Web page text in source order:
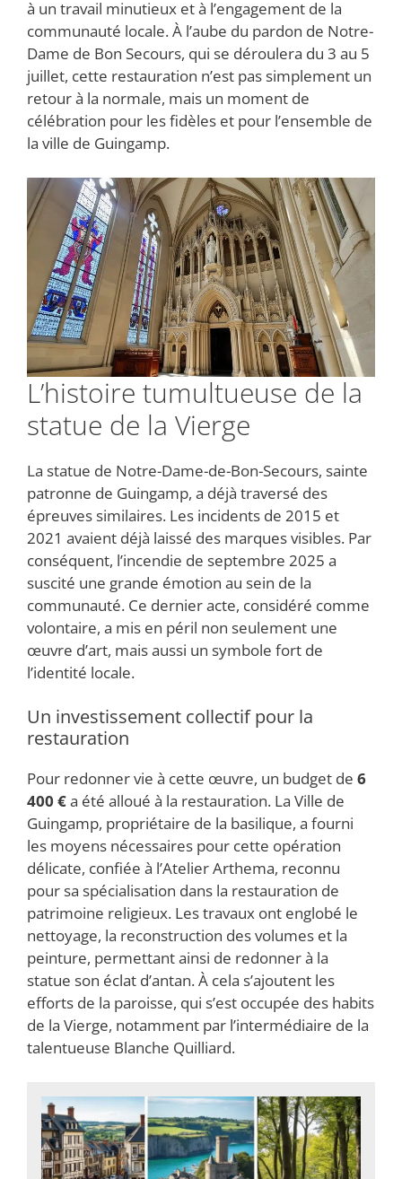
à un travail minutieux et à l’engagement de la
communauté locale. À l’aube du pardon de Notre-
Dame de Bon Secours, qui se déroulera du 3 au 5
juillet, cette restauration n’est pas simplement un
retour à la normale, mais un moment de
célébration pour les fidèles et pour l’ensemble de
la ville de Guingamp.
L’histoire tumultueuse de la
statue de la Vierge
La statue de Notre-Dame-de-Bon-Secours, sainte
patronne de Guingamp, a déjà traversé des
épreuves similaires. Les incidents de 2015 et
2021 avaient déjà laissé des marques visibles. Par
conséquent, l’incendie de septembre 2025 a
suscité une grande émotion au sein de la
communauté. Ce dernier acte, considéré comme
volontaire, a mis en péril non seulement une
œuvre d’art, mais aussi un symbole fort de
l’identité locale.
Un investissement collectif pour la
restauration
Pour redonner vie à cette œuvre, un budget de 6
400 €a été alloué à la restauration. La Ville de
Guingamp, propriétaire de la basilique, a fourni
les moyens nécessaires pour cette opération
délicate, confiée à l’Atelier Arthema, reconnu
pour sa spécialisation dans la restauration de
patrimoine religieux. Les travaux ont englobé le
nettoyage, la reconstruction des volumes et la
peinture, permettant ainsi de redonner à la
statue son éclat d’antan. À cela s’ajoutent les
efforts de la paroisse, qui s’est occupée des habits
de la Vierge, notamment par l’intermédiaire de la
talentueuse Blanche Quilliard.